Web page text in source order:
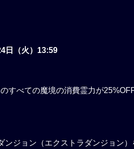
日（火）13:59
すべての魔境の消費霊力が
ジョン（エクストラダンジョン）